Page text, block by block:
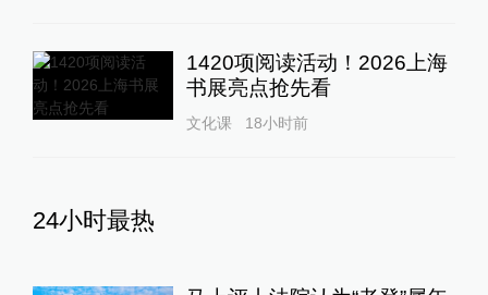
1420项阅读活动！2026上海
书展亮点抢先看
文化课 18小时前
24小时最热